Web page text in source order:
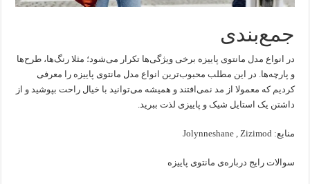
جمع‌بندی
در انواع مدل مانتوی پاییزه برخی ویژگی‌ها تکرار می‌شود؛ مثلا رنگ‌ها، طرح‌ها
و پارچه‌ها. در این مطلب محبوب‌ترین انواع مدل مانتوی پاییزه را معرفی
کردیم که معمولا از مد نمی‌افتند و همیشه می‌توانید با خیال راحت بپوشید و از
داشتن یک استایل شیک و پاییزی لذت ببرید.
منابع: Jolynneshane , Zizimod
سوالات رایج درباره‌ی مانتوی پاییزه